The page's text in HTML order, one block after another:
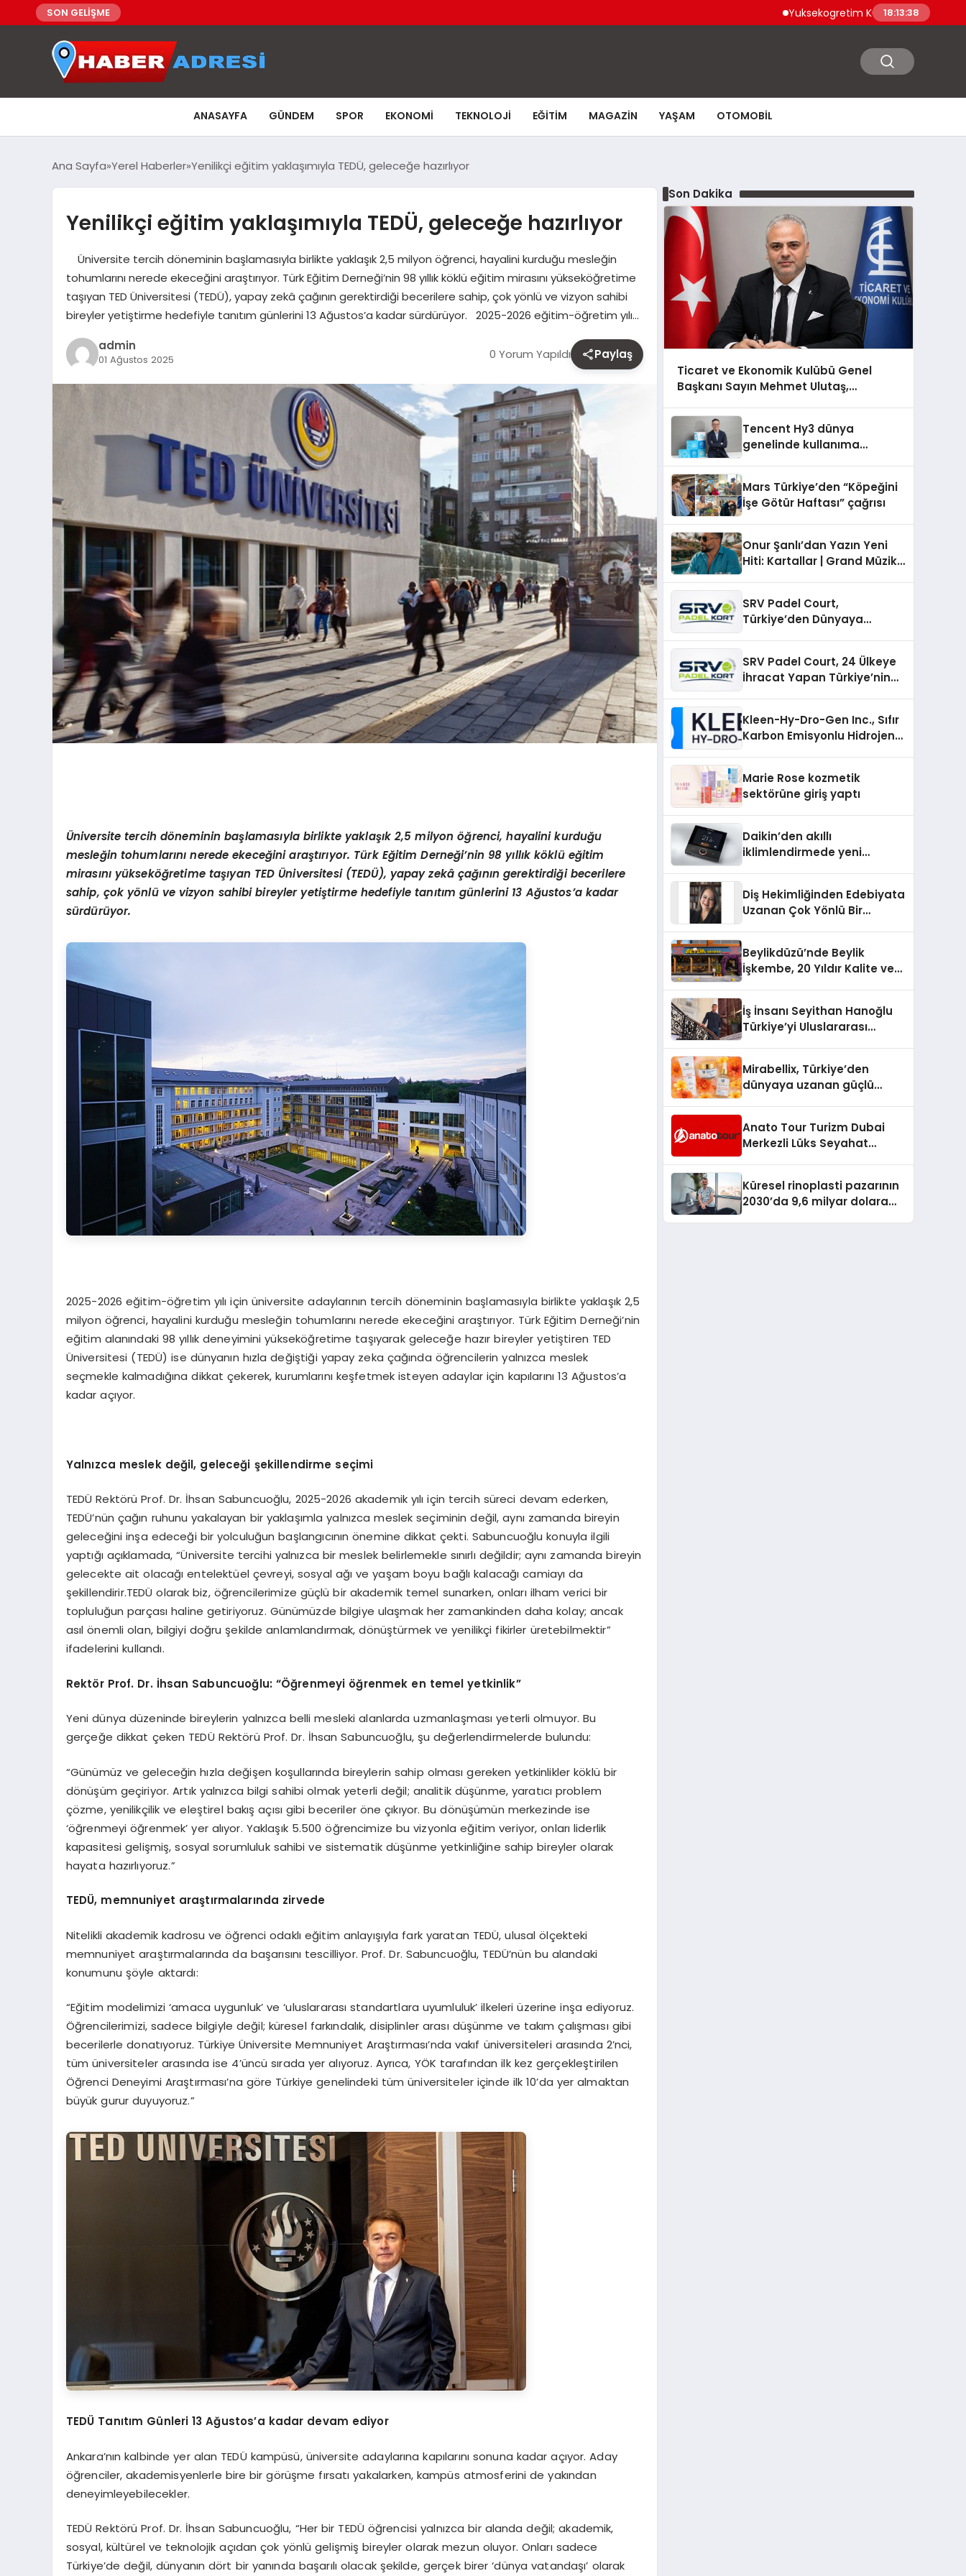
SON GELİŞME Yuksekogretim Kurumu Dijital Donusumu
18:13:40
ANASAYFA GÜNDEM SPOR EKONOMI TEKNOLOJI EĞITIM MAGAZIN YAŞAM OTOMOBIL
Ana Sayfa Yerel Haberler Yenilikçi eğitim yaklaşımıyla TEDÜ, geleceğe hazırlıyor
Yenilikçi eğitim yaklaşımıyla TEDÜ, geleceğe hazırlıyor
Üniversite tercih döneminin başlamasıyla birlikte yaklaşık 2,5 milyon öğrenci, hayalini kurduğu mesleğin
tohumlarını nerede ekeceğini araştırıyor. Türk Eğitim Derneği’nin 98 yıllık köklü eğitim mirasını yükseköğretime
taşıyan TED Üniversitesi (TEDÜ), yapay zekâ çağının gerektirdiği becerilere sahip, çok yönlü ve vizyon sahibi
bireyler yetiştirme hedefiyle tanıtım günlerini 13 Ağustos’a kadar sürdürüyor. 2025-2026 eğitim-öğretim yılı…
admin
01 Ağustos 2025 0 Yorum Yapıldı Paylaş
Üniversite tercih döneminin başlamasıyla birlikte yaklaşık 2,5 milyon öğrenci, hayalini kurduğu
mesleğin tohumlarını nerede ekeceğini araştırıyor. Türk Eğitim Derneği’nin 98 yıllık köklü eğitim
mirasını yükseköğretime taşıyan TED Üniversitesi (TEDÜ), yapay zekâ çağının gerektirdiği becerilere
sahip, çok yönlü ve vizyon sahibi bireyler yetiştirme hedefiyle tanıtım günlerini 13 Ağustos’a kadar
sürdürüyor.
2025-2026 eğitim-öğretim yılı için üniversite adaylarının tercih döneminin başlamasıyla birlikte yaklaşık 2,5
milyon öğrenci, hayalini kurduğu mesleğin tohumlarını nerede ekeceğini araştırıyor. Türk Eğitim Derneği’nin
eğitim alanındaki 98 yıllık deneyimini yükseköğretime taşıyarak geleceğe hazır bireyler yetiştiren TED
Üniversitesi (TEDÜ) ise dünyanın hızla değiştiği yapay zeka çağında öğrencilerin yalnızca meslek
seçmekle kalmadığına dikkat çekerek, kurumlarını keşfetmek isteyen adaylar için kapılarını 13 Ağustos’a
kadar açıyor.
Yalnızca meslek değil, geleceği şekillendirme seçimi
TEDÜ Rektörü Prof. Dr. İhsan Sabuncuoğlu, 2025-2026 akademik yılı için tercih süreci devam ederken,
TEDÜ’nün çağın ruhunu yakalayan bir yaklaşımla yalnızca meslek seçiminin değil, aynı zamanda bireyin
geleceğini inşa edeceği bir yolculuğun başlangıcının önemine dikkat çekti. Sabuncuoğlu konuyla ilgili
yaptığı açıklamada, “Üniversite tercihi yalnızca bir meslek belirlemekle sınırlı değildir; aynı zamanda bireyin
gelecekte ait olacağı entelektüel çevreyi, sosyal ağı ve yaşam boyu bağlı kalacağı camiayı da
şekillendirir.TEDÜ olarak biz, öğrencilerimize güçlü bir akademik temel sunarken, onları ilham verici bir
topluluğun parçası haline getiriyoruz. Günümüzde bilgiye ulaşmak her zamankinden daha kolay; ancak
asıl önemli olan, bilgiyi doğru şekilde anlamlandırmak, dönüştürmek ve yenilikçi fikirler üretebilmektir”
ifadelerini kullandı.
Rektör Prof. Dr. İhsan Sabuncuoğlu: “Öğrenmeyi öğrenmek en temel yetkinlik”
Yeni dünya düzeninde bireylerin yalnızca belli mesleki alanlarda uzmanlaşması yeterli olmuyor. Bu
gerçeğe dikkat çeken TEDÜ Rektörü Prof. Dr. İhsan Sabuncuoğlu, şu değerlendirmelerde bulundu:
“Günümüz ve geleceğin hızla değişen koşullarında bireylerin sahip olması gereken yetkinlikler köklü bir
dönüşüm geçiriyor. Artık yalnızca bilgi sahibi olmak yeterli değil; analitik düşünme, yaratıcı problem
çözme, yenilikçilik ve eleştirel bakış açısı gibi beceriler öne çıkıyor. Bu dönüşümün merkezinde ise
‘öğrenmeyi öğrenmek’ yer alıyor. Yaklaşık 5.500 öğrencimize bu vizyonla eğitim veriyor, onları liderlik
kapasitesi gelişmiş, sosyal sorumluluk sahibi ve sistematik düşünme yetkinliğine sahip bireyler olarak
hayata hazırlıyoruz.”
TEDÜ, memnuniyet araştırmalarında zirvede
Nitelikli akademik kadrosu ve öğrenci odaklı eğitim anlayışıyla fark yaratan TEDÜ, ulusal ölçekteki
memnuniyet araştırmalarında da başarısını tescilliyor. Prof. Dr. Sabuncuoğlu, TEDÜ’nün bu alandaki
konumunu şöyle aktardı:
“Eğitim modelimizi ‘amaca uygunluk’ ve ‘uluslararası standartlara uyumluluk’ ilkeleri üzerine inşa ediyoruz.
Öğrencilerimizi, sadece bilgiyle değil; küresel farkındalık, disiplinler arası düşünme ve takım çalışması gibi
becerilerle donatıyoruz. Türkiye Üniversite Memnuniyet Araştırması’nda vakıf üniversiteleri arasında 2’nci,
tüm üniversiteler arasında ise 4’üncü sırada yer alıyoruz. Ayrıca, YÖK tarafından ilk kez gerçekleştirilen
Öğrenci Deneyimi Araştırması’na göre Türkiye genelindeki tüm üniversiteler içinde ilk 10’da yer almaktan
büyük gurur duyuyoruz.”
TEDÜ Tanıtım Günleri 13 Ağustos’a kadar devam ediyor
Ankara’nın kalbinde yer alan TEDÜ kampüsü, üniversite adaylarına kapılarını sonuna kadar açıyor. Aday
öğrenciler, akademisyenlerle bire bir görüşme fırsatı yakalarken, kampüs atmosferini de yakından
deneyimleyebilecekler.
TEDÜ Rektörü Prof. Dr. İhsan Sabuncuoğlu, “Her bir TEDÜ öğrencisi yalnızca bir alanda değil; akademik,
sosyal, kültürel ve teknolojik açıdan çok yönlü gelişmiş bireyler olarak mezun oluyor. Onları sadece
Türkiye’de değil, dünyanın dört bir yanında başarılı olacak şekilde, gerçek birer ‘dünya vatandaşı’ olarak
Son Dakika
Ticaret ve Ekonomik Kulübü Genel
Başkanı Sayın Mehmet Ulutaş,
şunları kaydetti:
Tencent Hy3 dünya
genelinde kullanıma
Mars Türkiye’den “Köpeğini
İşe Götür Haftası” çağrısı
Onur Şanlı’dan Yazın Yeni
Hiti: Kartallar | Grand Müzik
SRV Padel Court,
Türkiye’den Dünyaya
SRV Padel Court, 24 Ülkeye
İhracat Yapan Türkiye’nin
Kleen-Hy-Dro-Gen Inc., Sıfır
Karbon Emisyonlu Hidrojen
Aldı
Marie Rose kozmetik
sektörüne giriş yaptı
Daikin’den akıllı
iklimlendirmede yeni
Diş Hekimliğinden Edebiyata
Uzanan Çok Yönlü Bir
Beylikdüzü’nde Beylik
İşkembe, 20 Yıldır Kalite ve
İş İnsanı Seyithan Hanoğlu
Türkiye’yi Uluslararası
Mirabellix, Türkiye’den
dünyaya uzanan güçlü
Anato Tour Turizm Dubai
Merkezli Lüks Seyahat
Küresel rinoplasti pazarının
2030’da 9,6 milyar dolara